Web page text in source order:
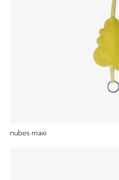
nubes maxi